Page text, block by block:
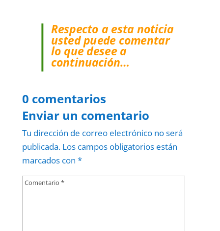
Respecto a esta noticia
usted puede comentar
lo que desee a
continuación…
0 comentarios
Enviar un comentario
Tu dirección de correo electrónico no será
publicada. Los campos obligatorios están
marcados con *